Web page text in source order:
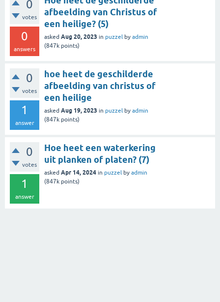
0
votes
0
answers
afbeelding van Christus of
een heilige? (5)
asked Aug 20, 2023 in puzzel by admin
(847k points)
0
votes
1
answer
hoe heet de geschilderde
afbeelding van christus of
een heilige
asked Aug 19, 2023 in puzzel by admin
(847k points)
0
votes
1
answer
Hoe heet een waterkering
uit planken of platen? (7)
asked Apr 14, 2024 in puzzel by admin
(847k points)